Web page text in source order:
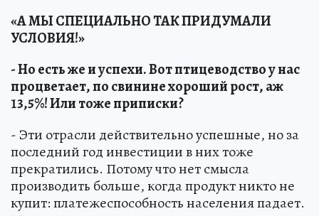
«А МЫ СПЕЦИАЛЬНО ТАК ПРИДУМАЛИ
УСЛОВИЯ!»
- Но есть же и успехи. Вот птицеводство у нас
процветает, по свинине хороший рост, аж
13,5%! Или тоже приписки?
- Эти отрасли действительно успешные, но за
последний год инвестиции в них тоже
прекратились. Потому что нет смысла
производить больше, когда продукт никто не
купит: платежеспособность населения падает.